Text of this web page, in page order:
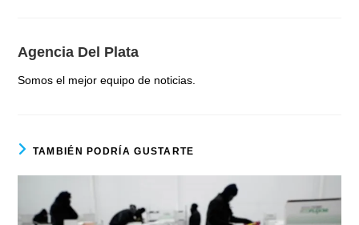
Agencia Del Plata
Somos el mejor equipo de noticias.
TAMBIÉN PODRÍA GUSTARTE